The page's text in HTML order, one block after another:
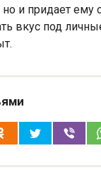
и придает
вкус под